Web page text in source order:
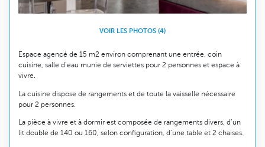
VOIR LES PHOTOS (4)
Espace agencé de 15 m2 environ comprenant une entrée, coin
cuisine, salle d’eau munie de serviettes pour 2 personnes et espace à
vivre.
La cuisine dispose de rangements et de toute la vaisselle nécessaire
pour 2 personnes.
La pièce à vivre et à dormir est composée de rangements divers, d’un
lit double de 140 ou 160, selon configuration, d’une table et 2 chaises.